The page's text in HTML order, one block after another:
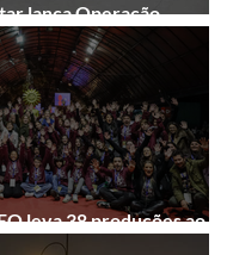
lança Operação
na Região das Hortênsias
leva 38 produções ao
de Gramado